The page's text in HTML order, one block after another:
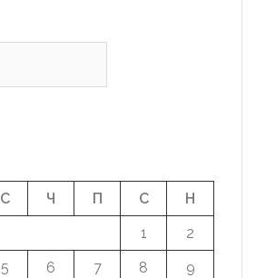
С Ч П С
Н
1
2
5 6 7 8
9